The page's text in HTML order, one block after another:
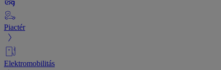
Piactér
Elektromobilitás